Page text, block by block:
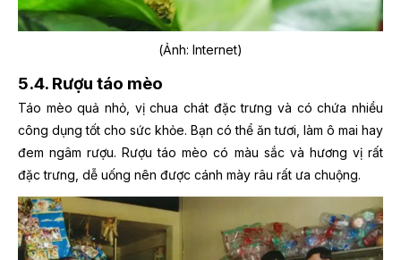
(Ảnh: Internet)
5.4. Rượu táo mèo
Táo mèo quả nhỏ, vị chua chát đặc trưng và có chứa nhiều
công dụng tốt cho sức khỏe. Bạn có thể ăn tươi, làm ô mai hay
đem ngâm rượu. Rượu táo mèo có màu sắc và hương vị rất
đặc trưng, dễ uống nên được cánh mày râu rất ưa chuộng.